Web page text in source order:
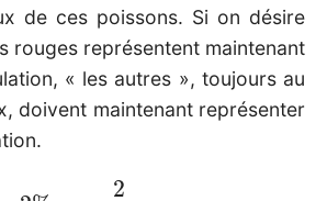
de ces poissons. Si on désire
rouges représentent maintenant
« les autres », toujours au
doivent maintenant représenter
100